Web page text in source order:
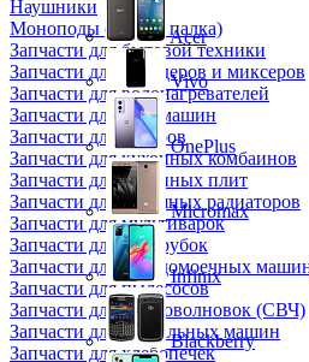
Наушники
Моноподы (Селфи палка)
Запчасти для бытовой техники
Запчасти для блендеров и миксеров
Запчасти для водонагревателей
Запчасти для кофемашин
Запчасти для кулеров
Запчасти для кухонных комбаинов
Запчасти для кухонных плит
Запчасти для масляных радиаторов
Запчасти для мультиварок
Запчасти для мясорубок
Запчасти для посудомоечных
Запчасти для пылесосов
Запчасти для микроволновок (СВЧ)
Запчасти для стиральных машин
Запчасти для хлебопечек
Acer
Vivo
OnePlus
Micromax
Infinix
Blackberry